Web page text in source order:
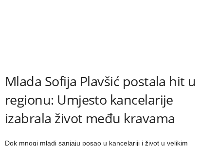
Mlada Sofija Plavšić postala hit u
regionu: Umjesto kancelarije
izabrala život među kravama
Dok mnogi mladi sanjaju posao u kancelariji i život u velikim